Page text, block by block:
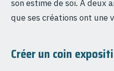
son estime de soi. À deux
que ses créations ont une
Créer un coin